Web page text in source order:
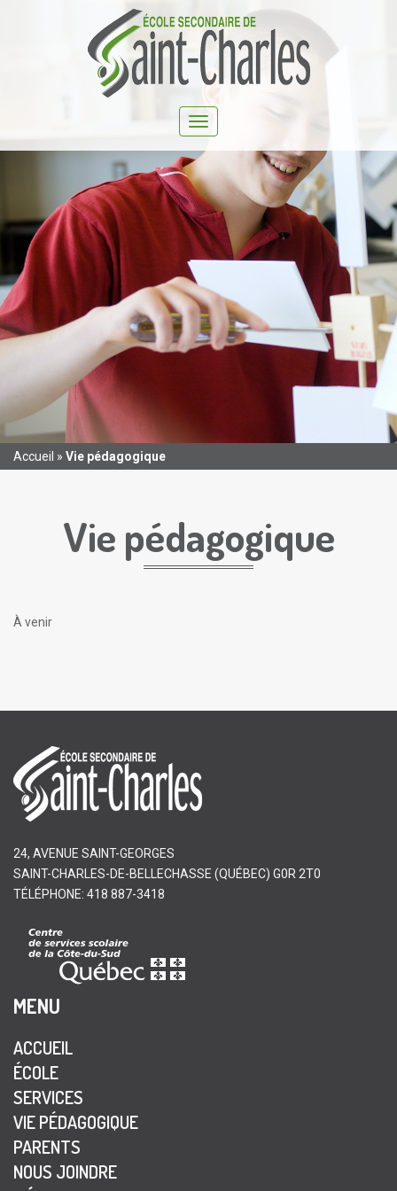
Accueil » Vie pédagogique
Vie pédagogique
À venir
24, AVENUE SAINT-GEORGES
SAINT-CHARLES-DE-BELLECHASSE (QUÉBEC) G0R 2T0
TÉLÉPHONE: 418 887-3418
MENU
ACCUEIL
ÉCOLE
SERVICES
VIE PÉDAGOGIQUE
PARENTS
NOUS JOINDRE